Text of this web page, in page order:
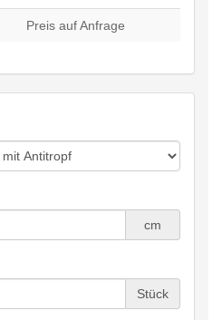
Preis auf Anfrage
cm
Stück